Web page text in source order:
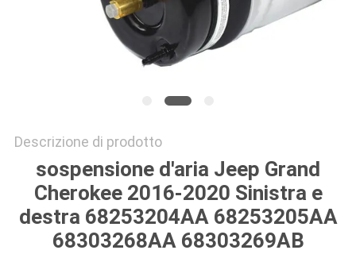
Descrizione di prodotto
sospensione d'aria Jeep Grand
Cherokee 2016-2020 Sinistra e
destra 68253204AA 68253205AA
68303268AA 68303269AB